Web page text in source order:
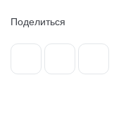
Поделиться